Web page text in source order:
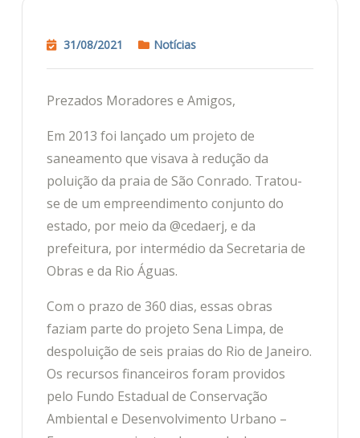
31/08/2021 Notícias
Prezados Moradores e Amigos,
Em 2013 foi lançado um projeto de
saneamento que visava à redução da
poluição da praia de São Conrado. Tratou-
se de um empreendimento conjunto do
estado, por meio da @cedaerj, e da
prefeitura, por intermédio da Secretaria de
Obras e da Rio Águas.
Com o prazo de 360 dias, essas obras
faziam parte do projeto Sena Limpa, de
despoluição de seis praias do Rio de Janeiro.
Os recursos financeiros foram providos
pelo Fundo Estadual de Conservação
Ambiental e Desenvolvimento Urbano –